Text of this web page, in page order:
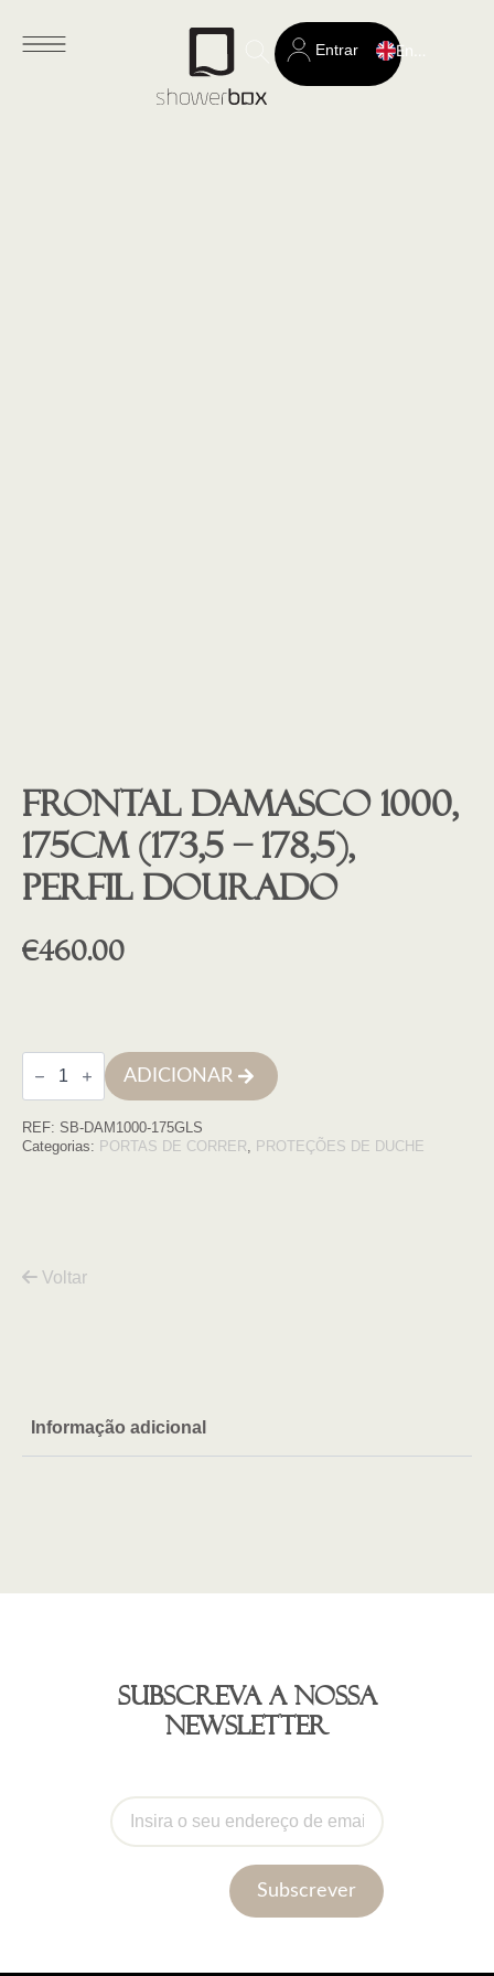
Search
for:
Entrar
Frontal Damasco 1000,
175cm (173,5 – 178,5),
PERFIL DOURADO
€460.00
Quantidade
de
Frontal
1000,
175cm
ADICIONAR
REF: SB-DAM1000-175GLS
Categorias: PORTAS DE CORRER, PROTEÇÕES DE DUCHE
Voltar
Informação adicional
Subscreva a nossa
newsletter
Subscrever